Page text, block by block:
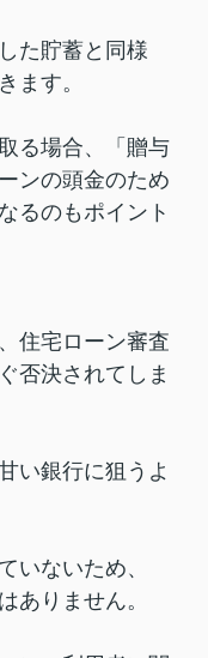
た貯蓄と同様
ます。
る場合、「贈与
ンの頭金のため
るのもポイント
住宅ローン審査
否決されてしま
い銀行に狙うよ
いないため、
ありません。